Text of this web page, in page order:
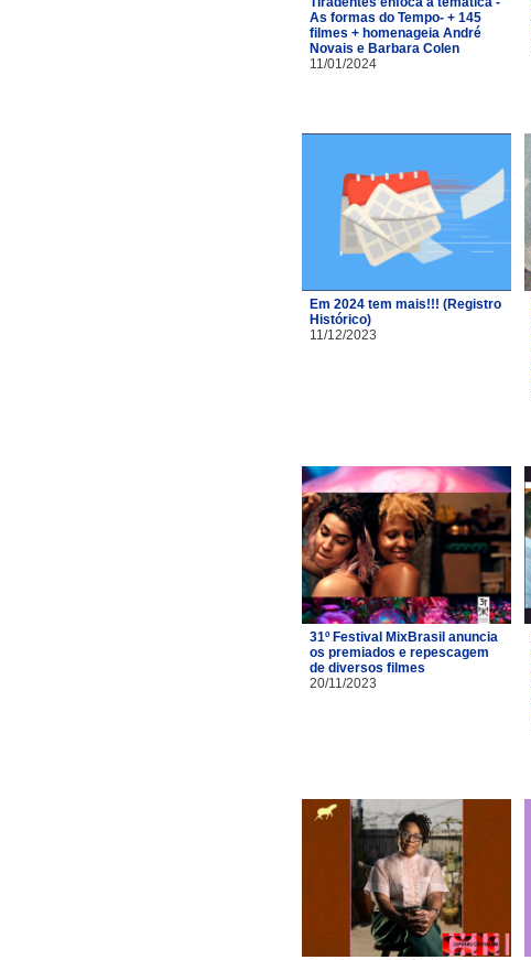
As formas do Tempo- + 145
filmes + homenageia André
Novais e Barbara Colen
11/01/2024
Em 2024 tem mais!!! (Registro
Histórico)
11/12/2023
31º Festival MixBrasil anuncia
os premiados e repescagem
de diversos filmes
20/11/2023